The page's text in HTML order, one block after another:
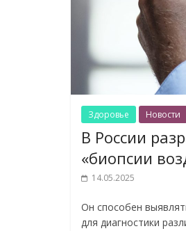
Здоровье Новости
В России
«биопсии
14.05.2025
Он способен
для диагностики